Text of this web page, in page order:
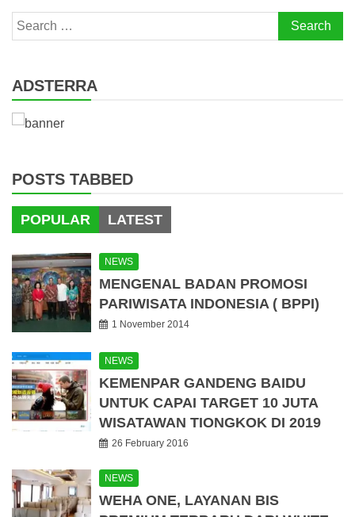
Search
for:
ADSTERRA
POSTS TABBED
POPULAR LATEST
NEWS
MENGENAL BADAN PROMOSI
PARIWISATA INDONESIA ( BPPI)
1 November 2014
NEWS
KEMENPAR GANDENG BAIDU
UNTUK CAPAI TARGET 10 JUTA
WISATAWAN TIONGKOK DI 2019
26 February 2016
NEWS
WEHA ONE, LAYANAN BIS